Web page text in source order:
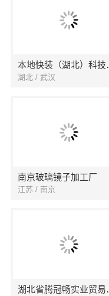
本地
湖北 / 武汉
南京玻璃镜子加工厂
江苏 / 南京
湖北